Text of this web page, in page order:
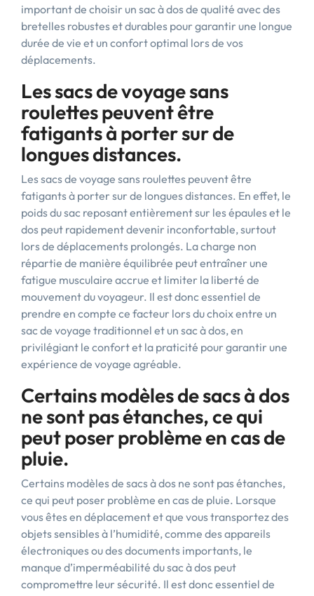
important de choisir un sac à dos de qualité avec des
bretelles robustes et durables pour garantir une longue
durée de vie et un confort optimal lors de vos
déplacements.
Les sacs de voyage sans
roulettes peuvent être
fatigants à porter sur de
longues distances.
Les sacs de voyage sans roulettes peuvent être
fatigants à porter sur de longues distances. En effet, le
poids du sac reposant entièrement sur les épaules et le
dos peut rapidement devenir inconfortable, surtout
lors de déplacements prolongés. La charge non
répartie de manière équilibrée peut entraîner une
fatigue musculaire accrue et limiter la liberté de
mouvement du voyageur. Il est donc essentiel de
prendre en compte ce facteur lors du choix entre un
sac de voyage traditionnel et un sac à dos, en
privilégiant le confort et la praticité pour garantir une
expérience de voyage agréable.
Certains modèles de sacs à dos
ne sont pas étanches, ce qui
peut poser problème en cas de
pluie.
Certains modèles de sacs à dos ne sont pas étanches,
ce qui peut poser problème en cas de pluie. Lorsque
vous êtes en déplacement et que vous transportez des
objets sensibles à l’humidité, comme des appareils
électroniques ou des documents importants, le
manque d’imperméabilité du sac à dos peut
compromettre leur sécurité. Il est donc essentiel de